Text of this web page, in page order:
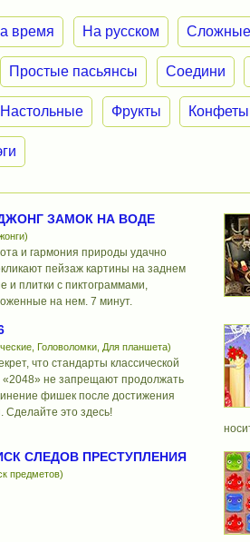
время На русском Сложные
Простые пасьянсы Соедини
Настольные Фрукты Конфеты
ЗАМОК НА ВОДЕ
и гармония природы удачно
пейзаж картины на заднем
и плитки с пиктограммами,
на нем. 7 минут.
Головоломки, Для планшета)
что стандарты классической
«2048» не запрещают продолжать
фишек после достижения
Сделайте это здесь!
СЛЕДОВ ПРЕСТУПЛЕНИЯ
предметов)